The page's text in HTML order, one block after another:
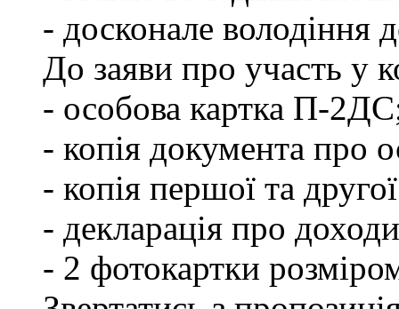
- досконале
До заяви про участь у
- особова картка П-
- копія документа про
- копія першої та
- декларація про
- 2 фотокартки